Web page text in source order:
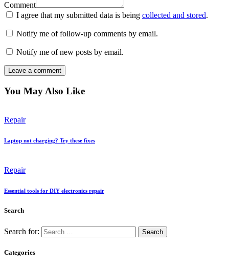
Comment
I agree that my submitted data is being collected and stored.
Notify me of follow-up comments by email.
Notify me of new posts by email.
You May Also Like
Repair
Laptop not charging? Try these fixes
Repair
Essential tools for DIY electronics repair
Search
Search for:
Categories